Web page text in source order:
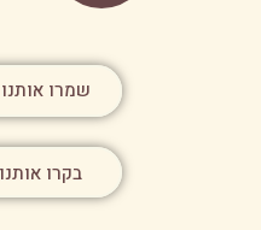
שמרו
בקרו